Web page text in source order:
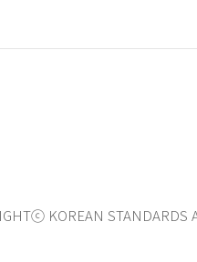
KOREAN STANDARDS